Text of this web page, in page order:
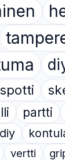
spotti
partti
vertti